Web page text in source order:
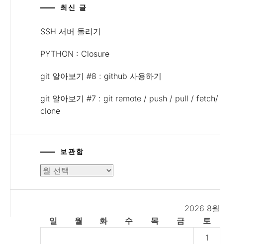
최신 글
SSH 서버 돌리기
PYTHON : Closure
git 알아보기 #8 : github 사용하기
git 알아보기 #7 : git remote / push / pull / fetch/
clone
보관함
보
2026 8월
일
월 화 수 목 금
토
1